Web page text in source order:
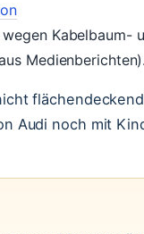
Kabelbaum-
Audi noch mit